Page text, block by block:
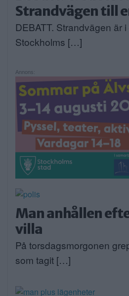
Strandvägen till
DEBATT. Strandvägen är
Stockholms […]
Annons:
Man anhållen
villa
På torsdagsmorgonen
som tagit […]